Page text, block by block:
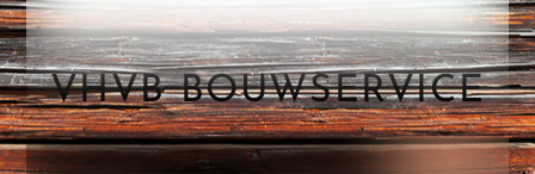
VHVB BOUWSERVICE